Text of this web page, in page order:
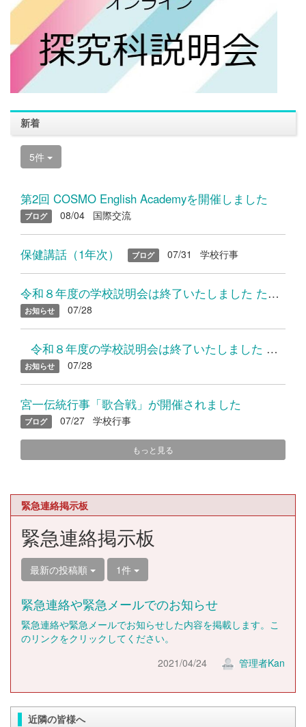
新着
5件
第2回 COSMO English Academyを開催しました
ブログ 08/04 国際交流
保健講話（1年次） ブログ 07/31 学校行事
令和８年度の学校説明会は終了いたしました たくさんのご参加あり...
お知らせ 07/28
令和８年度の学校説明会は終了いたしました たくさんのご参加...
お知らせ 07/28
宮一伝統行事「歌合戦」が開催されました
ブログ 07/27 学校行事
もっと見る
緊急連絡掲示板
緊急連絡掲示板
最新の投稿順 1件
緊急連絡や緊急メールでのお知らせ
緊急連絡や緊急メールでお知らせした内容を掲載します。こ
のリンクをクリックしてください。
2021/04/24
管理者Kan
近隣の皆様へ